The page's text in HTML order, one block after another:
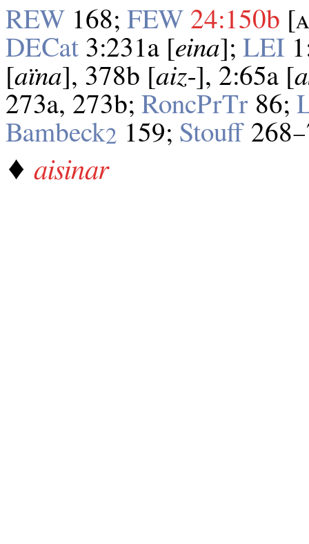
REW 168; FEW 24:150b
DECat 3:231a [eina]; LEI
[aïna], 378b [aiz‑], 2:65a [
273a, 273b; RoncPrTr 86;
Bambeck2 159; Stouff
♦ aisinar